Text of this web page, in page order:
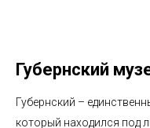
Губернский
Губернский –
который находился под